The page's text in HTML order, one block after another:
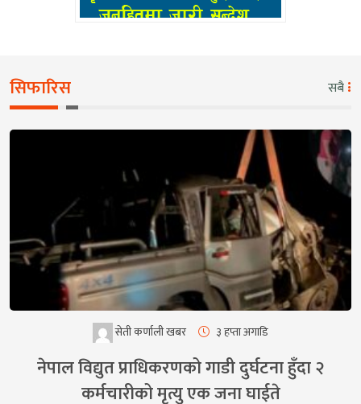
सिफारिस सबै
सेती कर्णाली खबर ३ हप्ता अगाडि
नेपाल विद्युत प्राधिकरणको गाडी दुर्घटना हुँदा २
कर्मचारीको मृत्यु एक जना घाईते